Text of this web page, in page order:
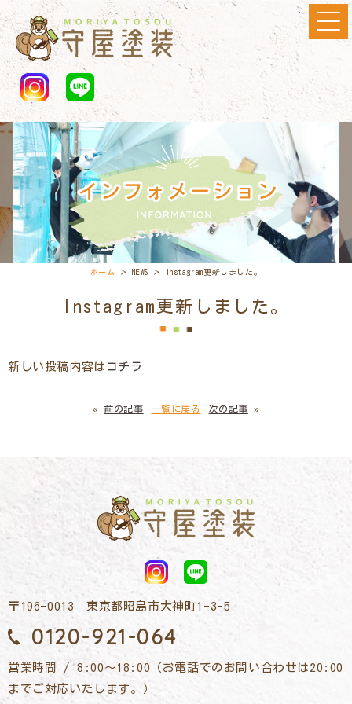
ホーム ＞ NEWS ＞ Instagram更新しました。
Instagram更新しました。
新しい投稿内容は コチラ
« 前の記事 一覧に戻る 次の記事 »
〒196-0013 東京都昭島市大神町1-3-5
0120-921-064
営業時間 / 8:00～18:00（お電話でのお問い合わせは20:00
までご対応いたします。）